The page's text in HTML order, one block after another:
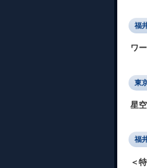
福
ワ
東
星
福
＜